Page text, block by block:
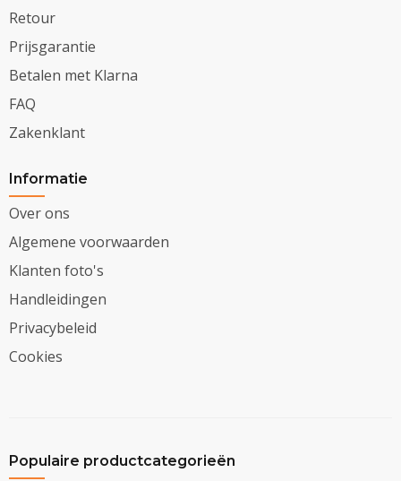
Retour
Prijsgarantie
Betalen met Klarna
FAQ
Zakenklant
Informatie
Over ons
Algemene voorwaarden
Klanten foto's
Handleidingen
Privacybeleid
Cookies
Populaire productcategorieën